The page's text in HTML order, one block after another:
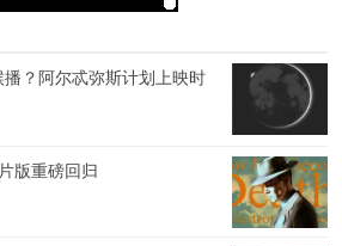
？阿尔忒弥斯计划上映时
版重磅回归